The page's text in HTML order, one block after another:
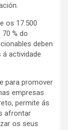
os 17.500
% do
deben
actividade
para promover
empresas
permite ás
afrontar
os seus